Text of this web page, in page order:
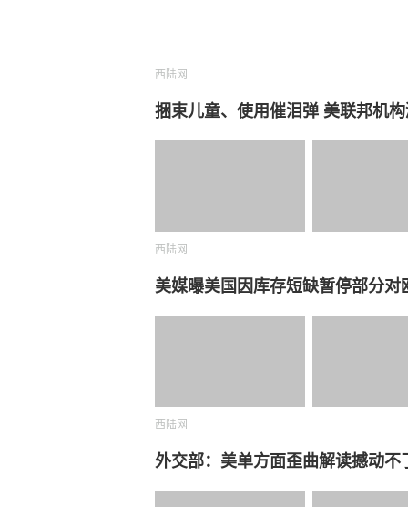
西陆网
捆束儿童、使用催泪弹 美联邦机
西陆网
美媒曝美国因库存短缺暂停部分对
西陆网
外交部：美单方面歪曲解读撼动